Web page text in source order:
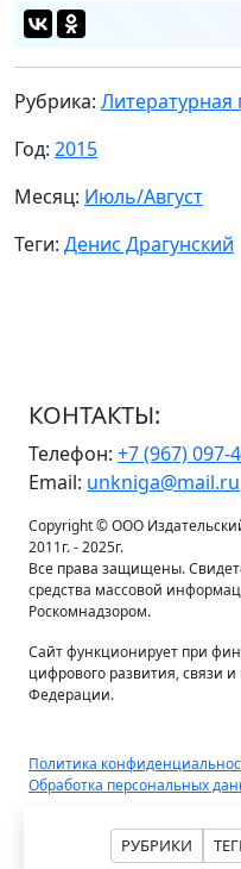
РУБРИКИ
Рубрика:
Год: 2015
Месяц: Июль/Август
Теги: Денис Драгунский
КОНТАКТЫ:
Телефон: +7 (967) 097-
Email: unkniga@mail.ru
Copyright © ООО
2011г. - 2025г.
Все права защищены.
средства массовой
Роскомнадзором.
Сайт функционирует при
цифрового развития, связи
Федерации.
Политика
Обработка персональных